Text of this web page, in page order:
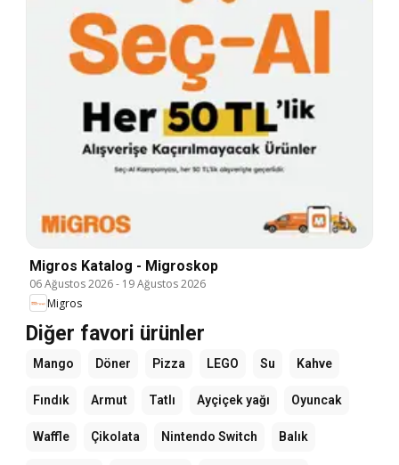
Migros Katalog - Migroskop
06 Ağustos 2026- 19 Ağustos 2026
Migros
Diğer favori ürünler
Mango Döner Pizza LEGO Su Kahve
Fındık Armut Tatlı Ayçiçek yağı Oyuncak
Waffle Çikolata Nintendo Switch Balık